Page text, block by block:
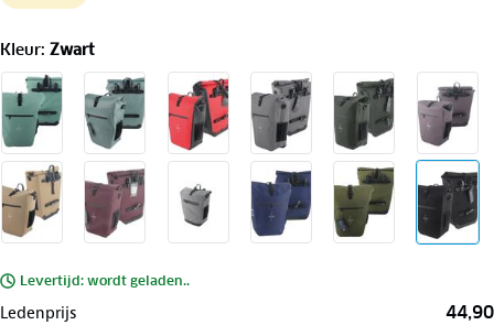
Kleur: Zwart
Levertijd: wordt geladen..
Ledenprijs 44,90